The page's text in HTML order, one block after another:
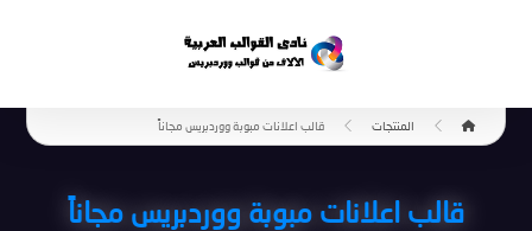
المنتجات قالب اعلانات مبوبة ووردبريس مجاناً
قالب اعلانات مبوبة ووردبريس مجاناً